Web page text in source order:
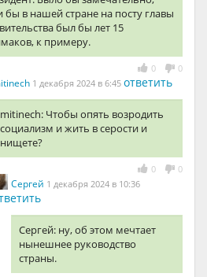
бы в нашей стране на посту главы
был бы лет 15
к примеру.
0 0
1 декабря 2024 в 6:45 ответить
mitinech: Чтобы опять возродить
социализм и жить в серости и
нищете?
0 0
Сергей 1 декабря 2024 в 10:36
Сергей: ну, об этом мечтает
нынешнее руководство
страны.